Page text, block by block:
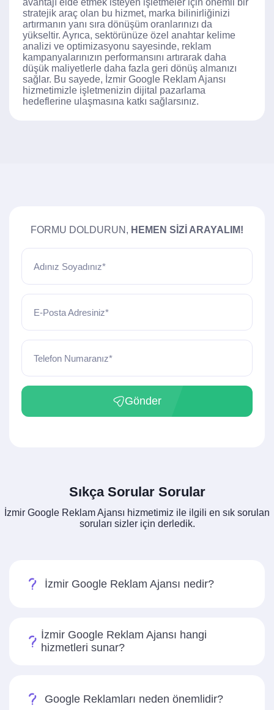
avantajı elde etmek isteyen işletmeler için önemli bir
stratejik araç olan bu hizmet, marka bilinirliğinizi
artırmanın yanı sıra dönüşüm oranlarınızı da
yükseltir. Ayrıca, sektörünüze özel anahtar kelime
analizi ve optimizasyonu sayesinde, reklam
kampanyalarınızın performansını artırarak daha
düşük maliyetlerle daha fazla geri dönüş almanızı
sağlar. Bu sayede, İzmir Google Reklam Ajansı
hizmetimizle işletmenizin dijital pazarlama
hedeflerine ulaşmasına katkı sağlarsınız.
FORMU DOLDURUN, HEMEN SIZI ARAYALIM!
Adınız Soyadınız*
E-Posta Adresiniz*
Telefon Numaranız*
Gönder
Sıkça Sorular Sorular
İzmir Google Reklam Ajansı hizmetimiz ile ilgili en sık sorulan
soruları sizler için derledik.
İzmir Google Reklam Ajansı nedir?
İzmir Google Reklam Ajansı hangi
hizmetleri sunar?
Google Reklamları neden önemlidir?